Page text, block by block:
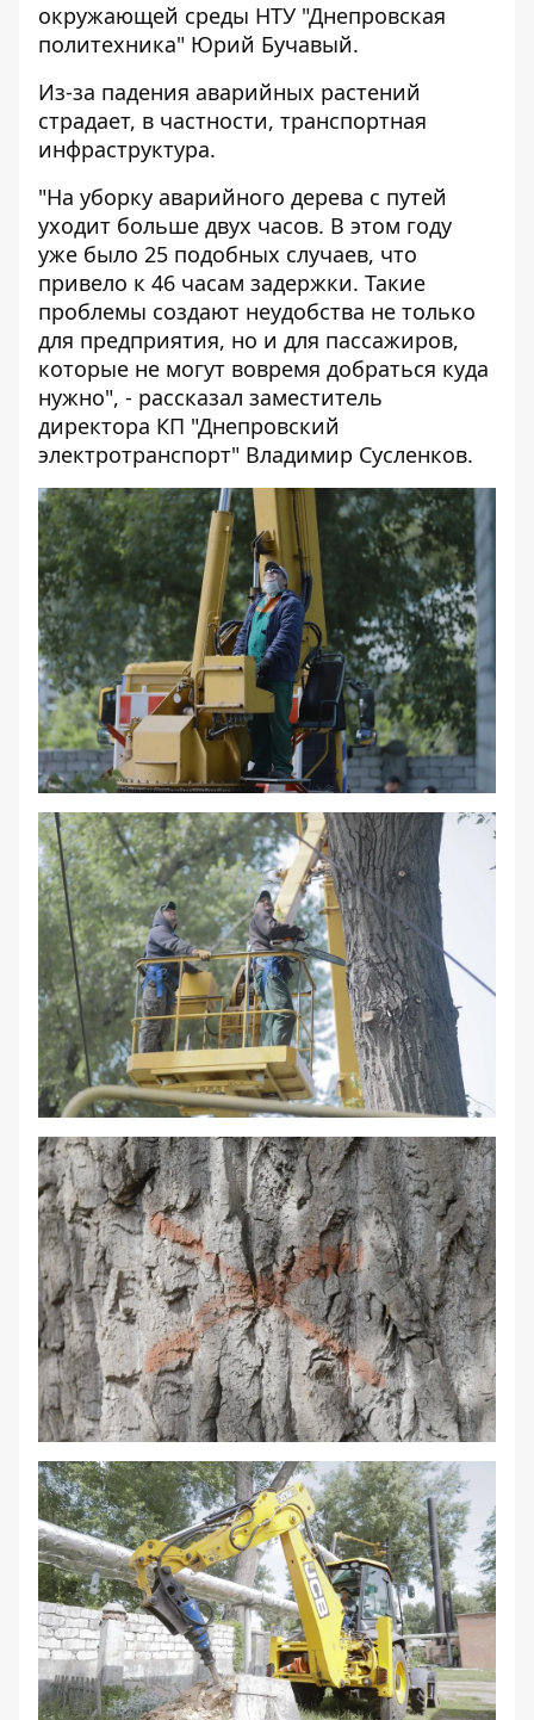
окружающей среды НТУ "Днепровская
политехника" Юрий Бучавый.
Из-за падения аварийных растений
страдает, в частности, транспортная
инфраструктура.
"На уборку аварийного дерева с путей
уходит больше двух часов. В этом году
уже было 25 подобных случаев, что
привело к 46 часам задержки. Такие
проблемы создают неудобства не только
для предприятия, но и для пассажиров,
которые не могут вовремя добраться куда
нужно", - рассказал заместитель
директора КП "Днепровский
электротранспорт" Владимир Сусленков.